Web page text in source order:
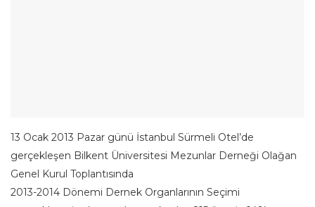
13 Ocak 2013 Pazar günü İstanbul Sürmeli Otel’de
gerçekleşen Bilkent Üniversitesi Mezunlar Derneği Olağan
Genel Kurul Toplantısında
2013-2014 Dönemi Dernek Organlarının Seçimi